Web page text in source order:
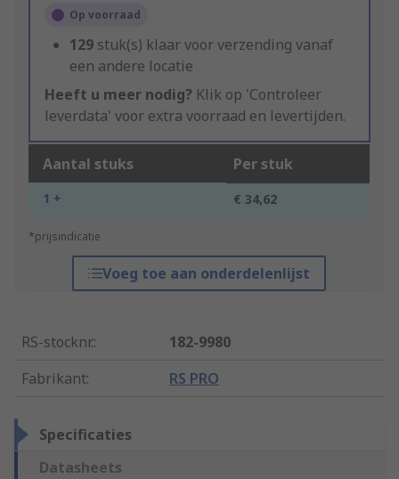
Op voorraad
129 stuk(s) klaar voor verzending vanaf
een andere locatie
Heeft u meer nodig? Klik op 'Controleer
leverdata' voor extra voorraad en levertijden.
Aantal stuks Per stuk
1 + € 34,62
*prijsindicatie
Voeg toe aan onderdelenlijst
RS-stocknr.:
182-9980
Fabrikant: RS PRO
Specificaties
Datasheets